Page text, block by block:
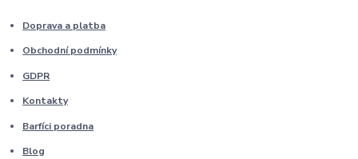
Doprava a platba
Obchodní podmínky
GDPR
Kontakty
Barfíci poradna
Blog